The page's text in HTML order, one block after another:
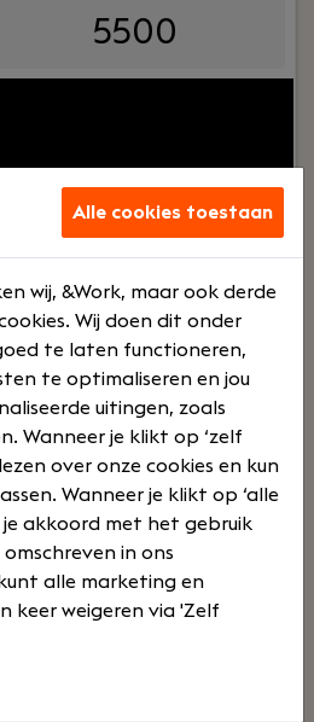
5500
vertaalt deze naar haalbare
staat om processen en
shore) en bent de schakel
klant. Met jouw ervaring en
aan en bent
tijd en budget realiseren.
voor het gehele traject:
en nazorg. Maar
van de juiste
van de teamspirit.
en Bedrijfsdiensten
Bonus
systeem
sales professional die
en onderhouden van
Alle cookies toestaan
wij, &Work, maar ook derde
Wij doen dit onder
te laten functioneren,
te optimaliseren en jou
uitingen, zoals
Wanneer je klikt op ‘zelf
over onze cookies en kun
Wanneer je klikt op ‘alle
je akkoord met het gebruik
in ons
kunt alle marketing en
keer weigeren via 'Zelf